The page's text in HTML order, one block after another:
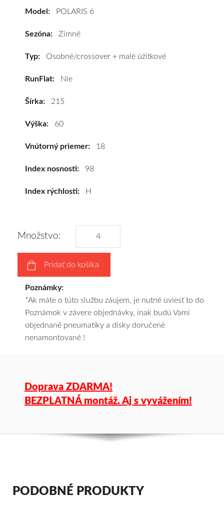
kúpite
obujeme
disky
pošleme
zadarmo.
Model: POLARIS 6
Sezóna: Zimné
Typ: Osobné/crossover + malé úžitkové
RunFlat: Nie
Šírka: 215
Výška: 60
Vnútorný priemer: 18
Index nosnosti: 98
Index rýchlosti: H
Množstvo:
Pridať do košíka
Poznámky:
*Ak máte o túto službu záujem, je nutné uviesť to do
Poznámok v závere objednávky, inak budú Vami
objednané pneumatiky a disky doručené
nenamontované !
Doprava ZDARMA!
BEZPLATNÁ montáž. Aj s vyvážením!
PODOBNÉ PRODUKTY